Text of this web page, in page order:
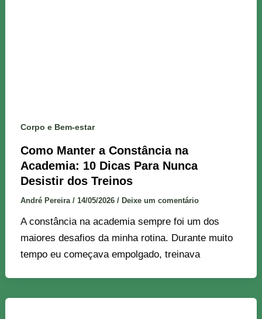
Corpo e Bem-estar
Como Manter a Constância na
Academia: 10 Dicas Para Nunca
Desistir dos Treinos
André Pereira / 14/05/2026 / Deixe um comentário
A constância na academia sempre foi um dos
maiores desafios da minha rotina. Durante muito
tempo eu começava empolgado, treinava